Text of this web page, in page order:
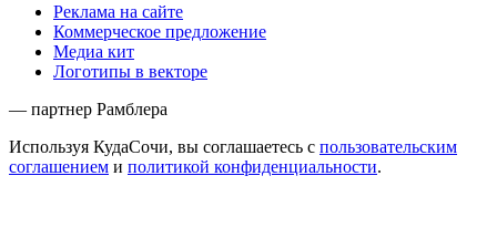
Реклама на сайте
Коммерческое предложение
Медиа кит
Логотипы в векторе
— партнер Рамблера
Используя КудаСочи, вы соглашаетесь с пользовательским
соглашением и политикой конфиденциальности.